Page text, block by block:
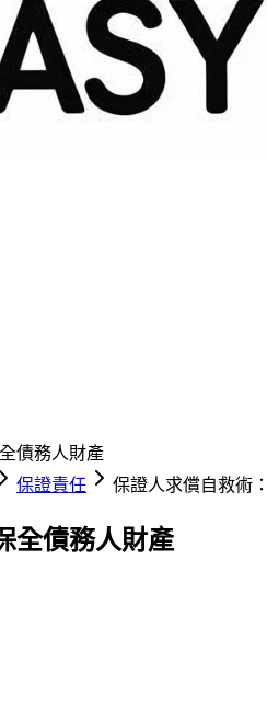
債務人財產
保證責任 保證人求償自救術
全債務人財產